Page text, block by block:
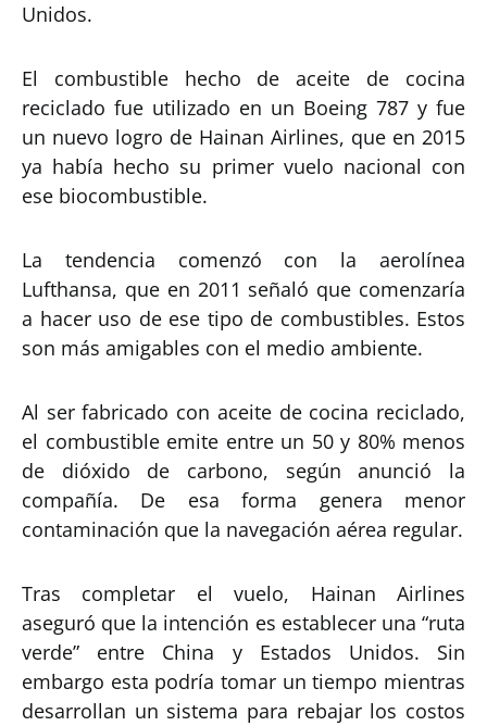
Unidos.
El combustible hecho de aceite de cocina
reciclado fue utilizado en un Boeing 787 y fue
un nuevo logro de Hainan Airlines, que en 2015
ya había hecho su primer vuelo nacional con
ese biocombustible.
La tendencia comenzó con la aerolínea
Lufthansa, que en 2011 señaló que comenzaría
a hacer uso de ese tipo de combustibles. Estos
son más amigables con el medio ambiente.
Al ser fabricado con aceite de cocina reciclado,
el combustible emite entre un 50 y 80% menos
de dióxido de carbono, según anunció la
compañía. De esa forma genera menor
contaminación que la navegación aérea regular.
Tras completar el vuelo, Hainan Airlines
aseguró que la intención es establecer una “ruta
verde” entre China y Estados Unidos. Sin
embargo esta podría tomar un tiempo mientras
desarrollan un sistema para rebajar los costos